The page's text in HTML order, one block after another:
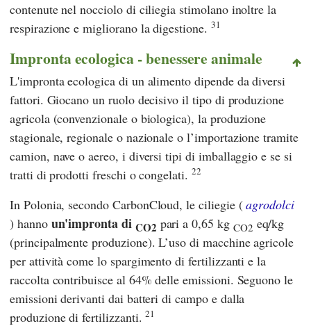
contenute nel nocciolo di ciliegia stimolano inoltre la
respirazione e migliorano la digestione. 31
Impronta ecologica - benessere animale
L'impronta ecologica di un alimento dipende da diversi
fattori. Giocano un ruolo decisivo il tipo di produzione
agricola (convenzionale o biologica), la produzione
stagionale, regionale o nazionale o l’importazione tramite
camion, nave o aereo, i diversi tipi di imballaggio e se si
tratti di prodotti freschi o congelati. 22
In Polonia, secondo CarbonCloud, le ciliegie (agrodolci
) hanno un'impronta di CO2 pari a 0,65 kg CO2 eq/kg
(principalmente produzione). L’uso di macchine agricole
per attività come lo spargimento di fertilizzanti e la
raccolta contribuisce al 64% delle emissioni. Seguono le
emissioni derivanti dai batteri di campo e dalla
produzione di fertilizzanti.21